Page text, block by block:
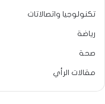
تكنولوجيا واتصالاتات
رياضة
صحة
مقالات الرأي